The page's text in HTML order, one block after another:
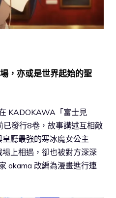
，亦或是世界起始的聖
KADOKAWA「富士見
已發行8卷，故事講述互相敵
廳最強的寒冰魔女公主
場上相遇，卻也被對方深深
okama 改編為漫畫進行連